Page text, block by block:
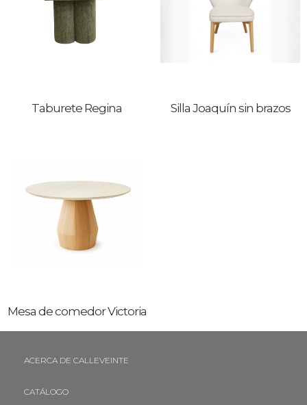
Taburete Regina Silla Joaquín sin brazos
Mesa de comedor Victoria
ACERCA DE CALLEVEINTE
CATÁLOGO